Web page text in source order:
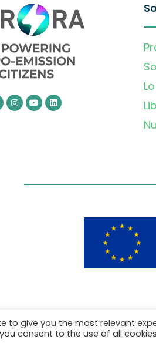
to give you the most relevant
you consent to the use of all